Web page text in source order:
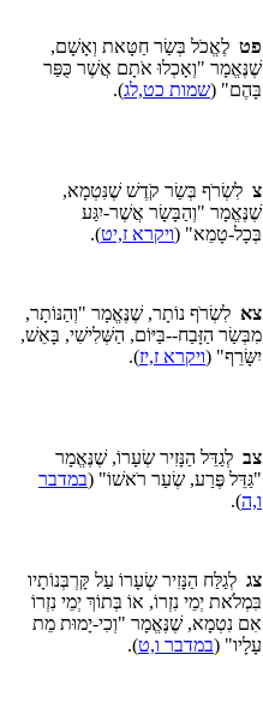
פט לֶאֱכֹל בְּשַׂר חַטָּאת וְאָשָׁם,
שֶׁנֶּאֱמָר "וְאָכְלוּ אֹתָם אֲשֶׁר כֻּפַּר
בָּהֶם" (שמות כט,לג).
צ לִשְׂרֹף בְּשַׂר קֹדֶשׁ שֶׁנִּטְמָא,
שֶׁנֶּאֱמָר "וְהַבָּשָׂר אֲשֶׁר-יִגַּע
בְּכָל-טָמֵא" (ויקרא ז,יט).
צא לִשְׂרֹף נוֹתָר, שֶׁנֶּאֱמָר "וְהַנּוֹתָר,
מִבְּשַׂר הַזָּבַח--בַּיּוֹם, הַשְּׁלִישִׁי, בָּאֵשׁ,
יִשָּׂרֵף" (ויקרא ז,יז).
צב לְגַדֵּל הַנָּזִיר שְׂעָרוֹ, שֶׁנֶּאֱמָר
"גַּדֵּל פֶּרַע, שְׂעַר רֹאשׁוֹ" (במדבר
ו,ה).
צג לְגַלַּח הַנָּזִיר שְׂעָרוֹ עַל קָּרְבְּנוֹתָיו
בִּמְלֹאת יְמֵי נִזְרוֹ, אוֹ בְּתוֹךְ יְמֵי נִזְרוֹ
אִם נִטְמָא, שֶׁנֶּאֱמָר "וְכִי-יָמוּת מֵת
עָלָיו" (במדבר ו,ט).